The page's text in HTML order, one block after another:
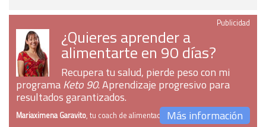
Publicidad
¿Quieres aprender a
alimentarte en 90 días?
Recupera tu salud, pierde peso con mi
programaKeto 90. Aprendizaje progresivo para
resultados garantizados.
Mariaximena Garavito, tu coach de alimentaciónMás información